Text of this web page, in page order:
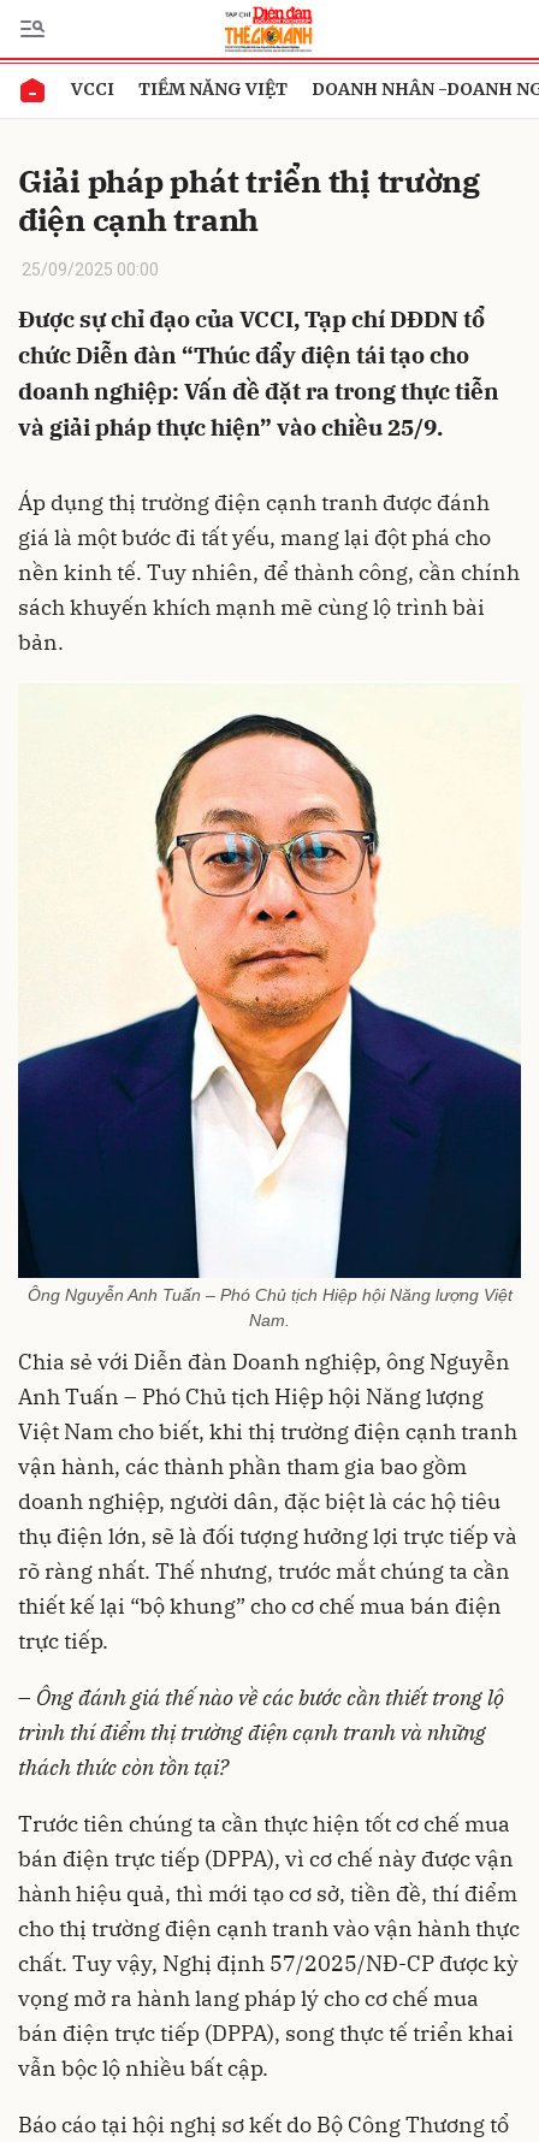
VCCI TIỀM NĂNG VIỆT DOANH NHÂN -DOANH
Giải pháp phát triển thị trường
điện cạnh tranh
25/09/2025 00:00
Được sự chỉ đạo của VCCI, Tạp chí DĐDN tổ
chức Diễn đàn “Thúc đẩy điện tái tạo cho
doanh nghiệp: Vấn đề đặt ra trong thực tiễn
và giải pháp thực hiện” vào chiều 25/9.
Áp dụng thị trường điện cạnh tranh được đánh
giá là một bước đi tất yếu, mang lại đột phá cho
nền kinh tế. Tuy nhiên, để thành công, cần chính
sách khuyến khích mạnh mẽ cùng lộ trình bài
bản.
Ông Nguyễn Anh Tuấn – Phó Chủ tịch Hiệp hội Năng lượng Việt
Nam.
Chia sẻ với Diễn đàn Doanh nghiệp, ông Nguyễn
Anh Tuấn – Phó Chủ tịch Hiệp hội Năng lượng
Việt Nam cho biết, khi thị trường điện cạnh tranh
vận hành, các thành phần tham gia bao gồm
doanh nghiệp, người dân, đặc biệt là các hộ tiêu
thụ điện lớn, sẽ là đối tượng hưởng lợi trực tiếp và
rõ ràng nhất. Thế nhưng, trước mắt chúng ta cần
thiết kế lại “bộ khung” cho cơ chế mua bán điện
trực tiếp.
– Ông đánh giá thế nào về các bước cần thiết trong lộ
trình thí điểm thị trường điện cạnh tranh và những
thách thức còn tồn tại?
Trước tiên chúng ta cần thực hiện tốt cơ chế mua
bán điện trực tiếp (DPPA), vì cơ chế này được vận
hành hiệu quả, thì mới tạo cơ sở, tiền đề, thí điểm
cho thị trường điện cạnh tranh vào vận hành thực
chất. Tuy vậy, Nghị định 57/2025/NĐ-CP được kỳ
vọng mở ra hành lang pháp lý cho cơ chế mua
bán điện trực tiếp (DPPA), song thực tế triển khai
vẫn bộc lộ nhiều bất cập.
Báo cáo tại hội nghị sơ kết do Bộ Công Thương tổ
Gửi bình luận
Hủy Gửi